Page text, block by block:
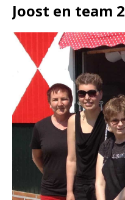
Joost en team 2